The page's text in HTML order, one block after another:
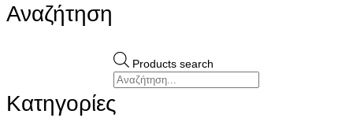
Αναζήτηση
Products search
Κατηγορίες